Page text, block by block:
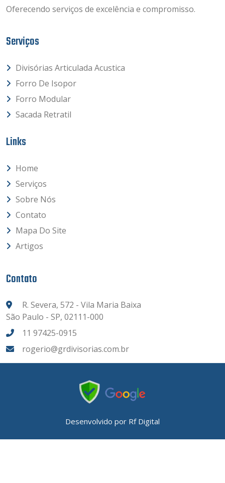
Oferecendo serviços de excelência e compromisso.
Serviços
Divisórias Articulada Acustica
Forro De Isopor
Forro Modular
Sacada Retratil
Links
Home
Serviços
Sobre Nós
Contato
Mapa Do Site
Artigos
Contato
R. Severa, 572 - Vila Maria Baixa
São Paulo - SP, 02111-000
11 97425-0915
rogerio@grdivisorias.com.br
Desenvolvido por Rf Digital